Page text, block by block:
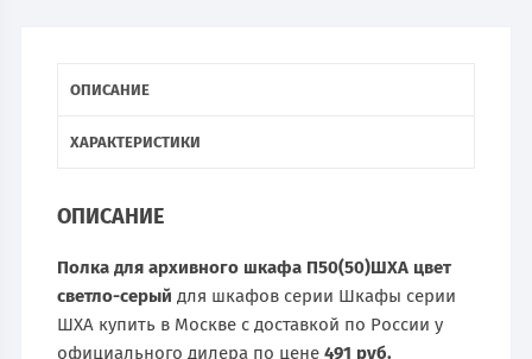
ОПИСАНИЕ
ХАРАКТЕРИСТИКИ
ОПИСАНИЕ
Полка для архивного шкафа П50(50)ШХА цвет
светло-серый для шкафов серии Шкафы серии
ШХА купить в Москве с доставкой по России у
официального дилера по цене491 руб.